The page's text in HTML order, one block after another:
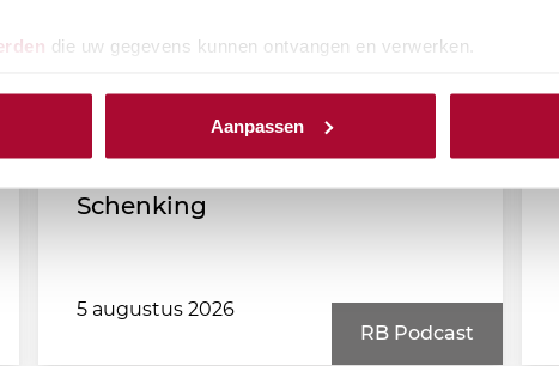
die uw gegevens kunnen ontvangen en verwerken.
Aanpassen
RB Podcast (afl. 172): Notaris
Schenking
5 augustus 2026
RB Podcast